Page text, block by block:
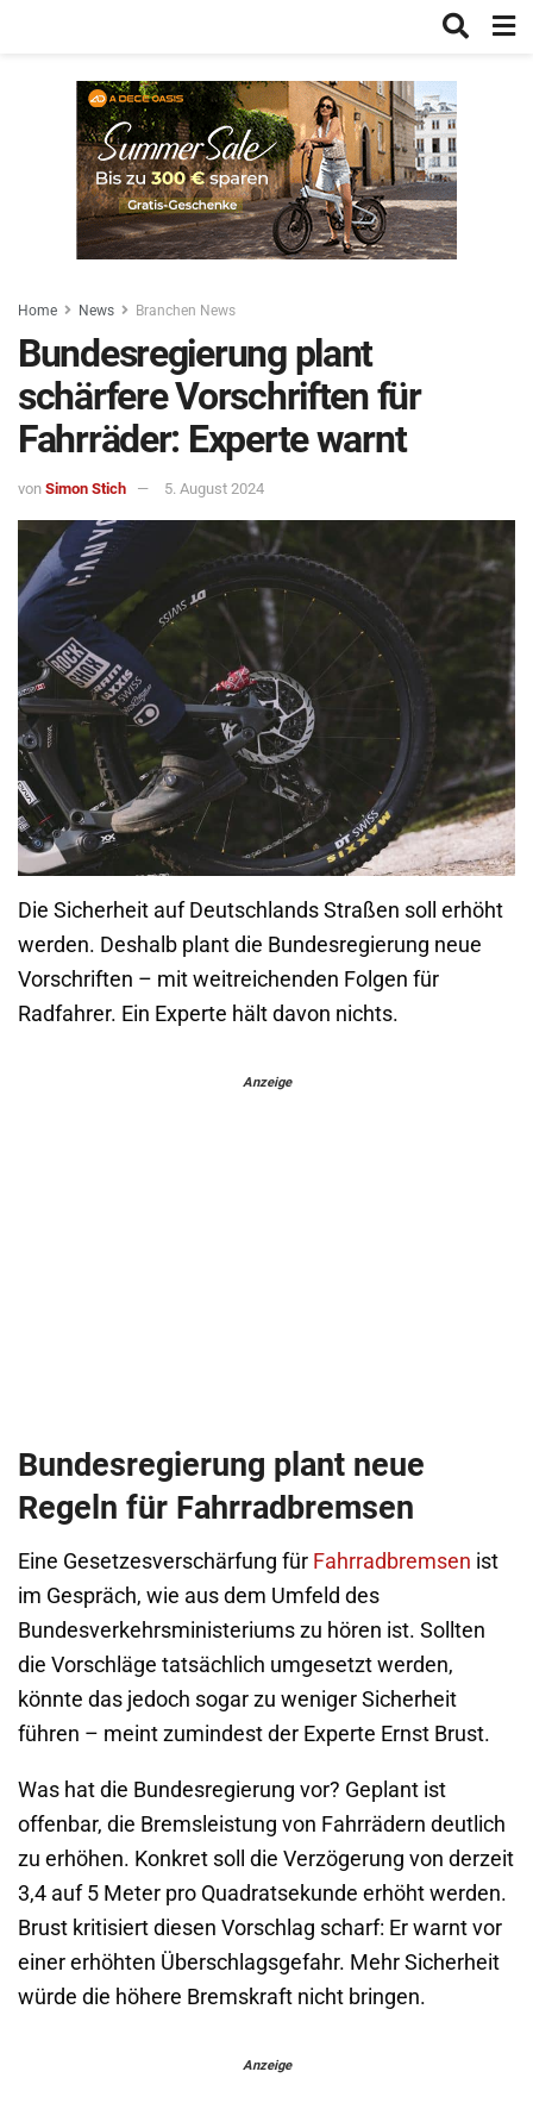
Home News Branchen News
Bundesregierung plant
schärfere Vorschriften für
Fahrräder: Experte warnt
von Simon Stich 5. August 2024
Die Sicherheit auf Deutschlands Straßen soll erhöht
werden. Deshalb plant die Bundesregierung neue
Vorschriften – mit weitreichenden Folgen für
Radfahrer. Ein Experte hält davon nichts.
Anzeige
Bundesregierung plant neue
Regeln für Fahrradbremsen
Eine Gesetzesverschärfung für Fahrradbremsen ist
im Gespräch, wie aus dem Umfeld des
Bundesverkehrsministeriums zu hören ist. Sollten
die Vorschläge tatsächlich umgesetzt werden,
könnte das jedoch sogar zu weniger Sicherheit
führen – meint zumindest der Experte Ernst Brust.
Was hat die Bundesregierung vor? Geplant ist
offenbar, die Bremsleistung von Fahrrädern deutlich
zu erhöhen. Konkret soll die Verzögerung von derzeit
3,4 auf 5 Meter pro Quadratsekunde erhöht werden.
Brust kritisiert diesen Vorschlag scharf: Er warnt vor
einer erhöhten Überschlagsgefahr. Mehr Sicherheit
würde die höhere Bremskraft nicht bringen.
Anzeige